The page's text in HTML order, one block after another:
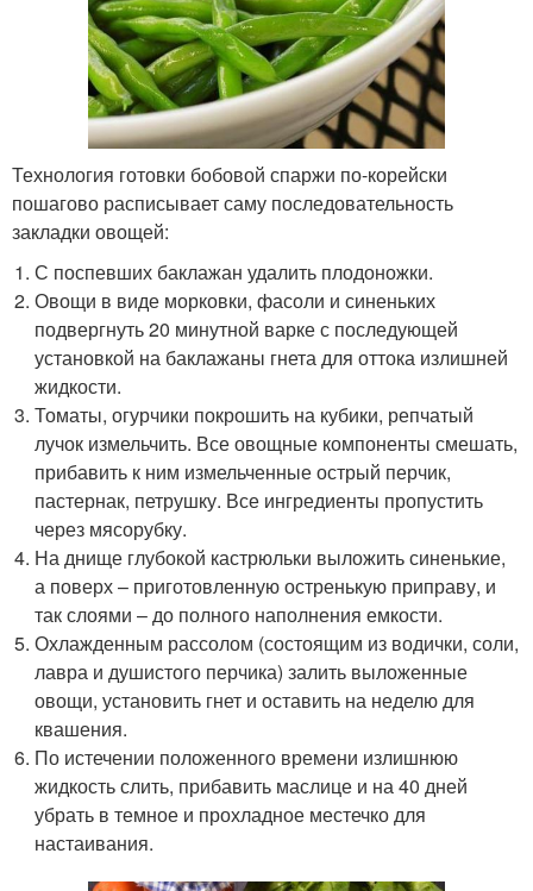
Технология готовки бобовой спаржи по-корейски
пошагово расписывает саму последовательность
закладки овощей:
С поспевших баклажан удалить плодоножки.
Овощи в виде морковки, фасоли и синеньких
подвергнуть 20 минутной варке с последующей
установкой на баклажаны гнета для оттока излишней
жидкости.
Томаты, огурчики покрошить на кубики, репчатый
лучок измельчить. Все овощные компоненты смешать,
прибавить к ним измельченные острый перчик,
пастернак, петрушку. Все ингредиенты пропустить
через мясорубку.
На днище глубокой кастрюльки выложить синенькие,
а поверх – приготовленную остренькую приправу, и
так слоями – до полного наполнения емкости.
Охлажденным рассолом (состоящим из водички, соли,
лавра и душистого перчика) залить выложенные
овощи, установить гнет и оставить на неделю для
квашения.
По истечении положенного времени излишнюю
жидкость слить, прибавить маслице и на 40 дней
убрать в темное и прохладное местечко для
настаивания.